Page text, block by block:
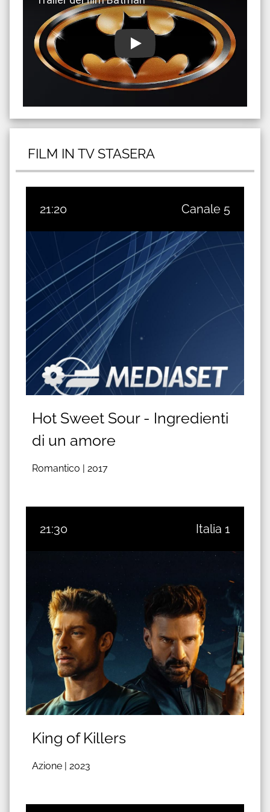
FILM IN TV STASERA
21:20 Canale 5
Hot Sweet Sour - Ingredienti
di un amore
Romantico | 2017
21:30 Italia 1
King of Killers
Azione | 2023